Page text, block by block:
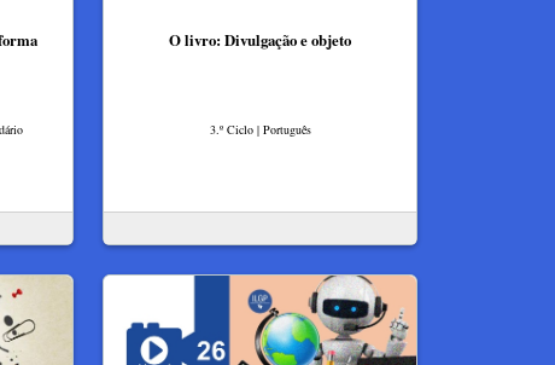
O livro: Divulgação e objeto
3.º Ciclo | Português